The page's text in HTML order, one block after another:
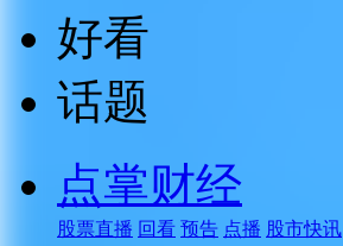
好看
话题
点掌财经
股票直播 回看 预告 点播 股市快讯